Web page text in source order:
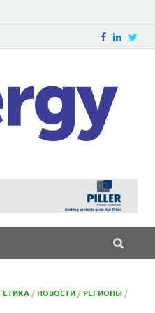
/НОВОСТИ /РЕГИОНЫ /